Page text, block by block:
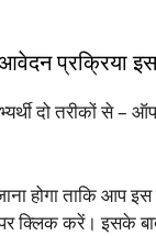
प्रक्रिया
दो तरीकों से –
होगा ताकि आप
क्लिक करें। इसके